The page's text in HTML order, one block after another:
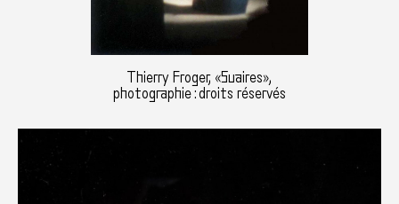
Thierry Froger, «Suaires»,
photographie : droits réservés